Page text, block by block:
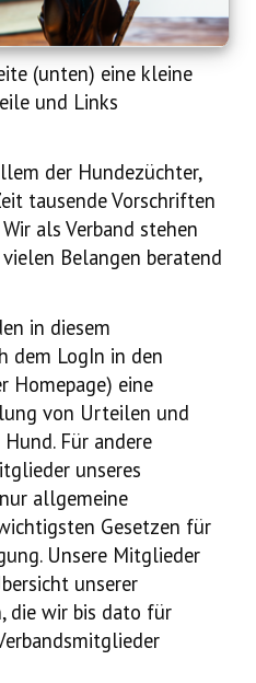
(unten) eine kleine
und Links
der Hundezüchter,
tausende Vorschriften
als Verband stehen
Belangen beratend
in diesem
dem LogIn in den
Homepage) eine
von Urteilen und
Für andere
unseres
allgemeine
Gesetzen für
Unsere Mitglieder
unserer
die wir bis dato für